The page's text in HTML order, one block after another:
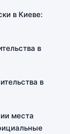
в Киеве:
в
в
места